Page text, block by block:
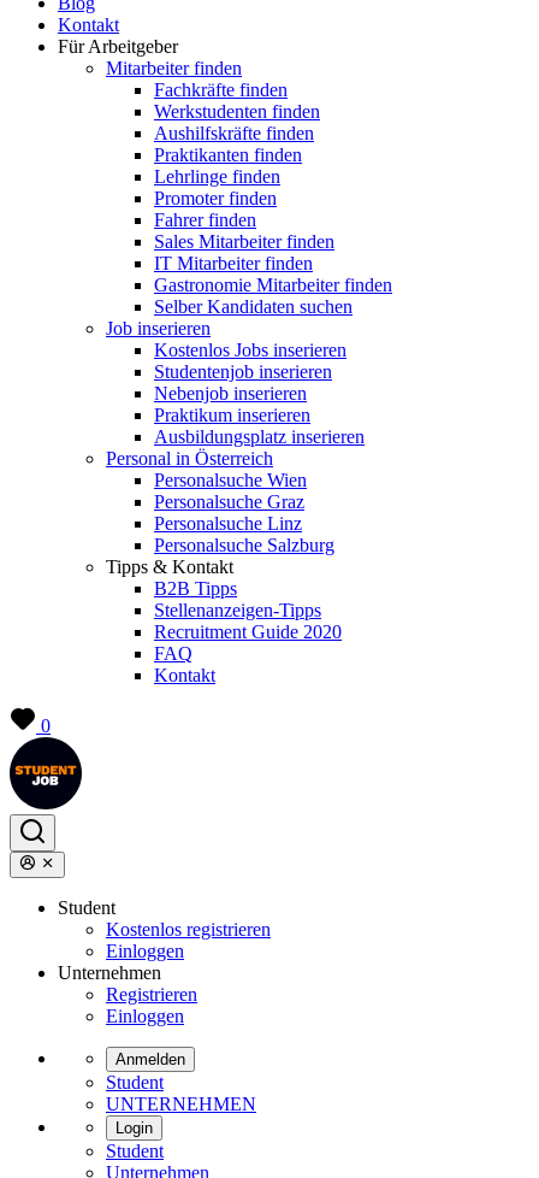
Kontakt
Für Arbeitgeber
Mitarbeiter finden
Fachkräfte finden
Werkstudenten finden
Aushilfskräfte finden
Praktikanten finden
Lehrlinge finden
Promoter finden
Fahrer finden
Sales Mitarbeiter finden
IT Mitarbeiter finden
Gastronomie Mitarbeiter finden
Selber Kandidaten suchen
Job inserieren
Kostenlos Jobs inserieren
Studentenjob inserieren
Nebenjob inserieren
Praktikum inserieren
Ausbildungsplatz inserieren
Personal in Österreich
Personalsuche Wien
Personalsuche Graz
Personalsuche Linz
Personalsuche Salzburg
Tipps & Kontakt
B2B Tipps
Stellenanzeigen-Tipps
Recruitment Guide 2020
FAQ
Kontakt
0
Student
Kostenlos registrieren
Einloggen
Unternehmen
Registrieren
Einloggen
Anmelden
Student
UNTERNEHMEN
Login
Student
Unternehmen